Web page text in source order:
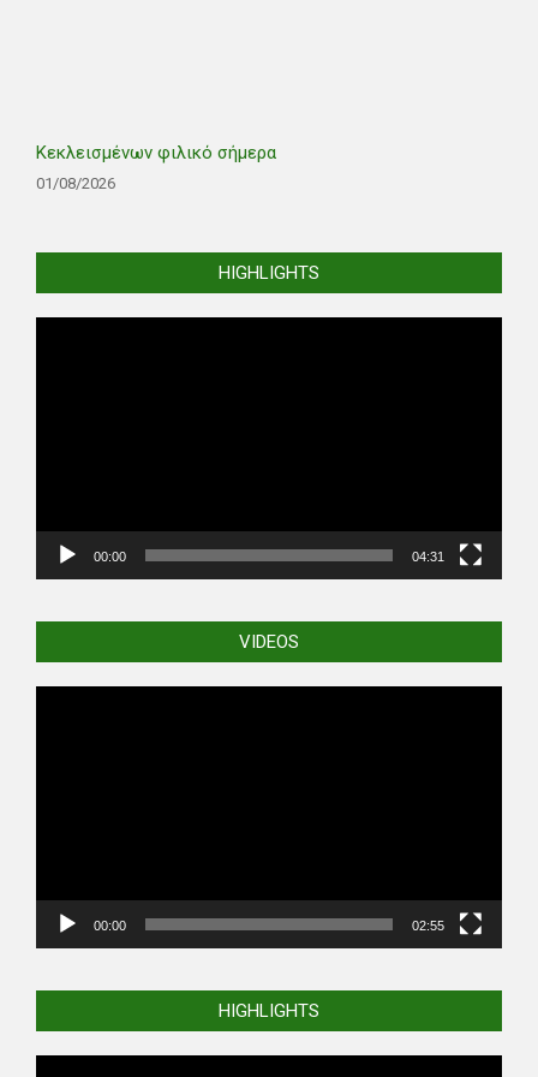
Κεκλεισμένων φιλικό σήμερα
01/08/2026
HIGHLIGHTS
00:00 04:31
VIDEOS
00:00 02:55
HIGHLIGHTS